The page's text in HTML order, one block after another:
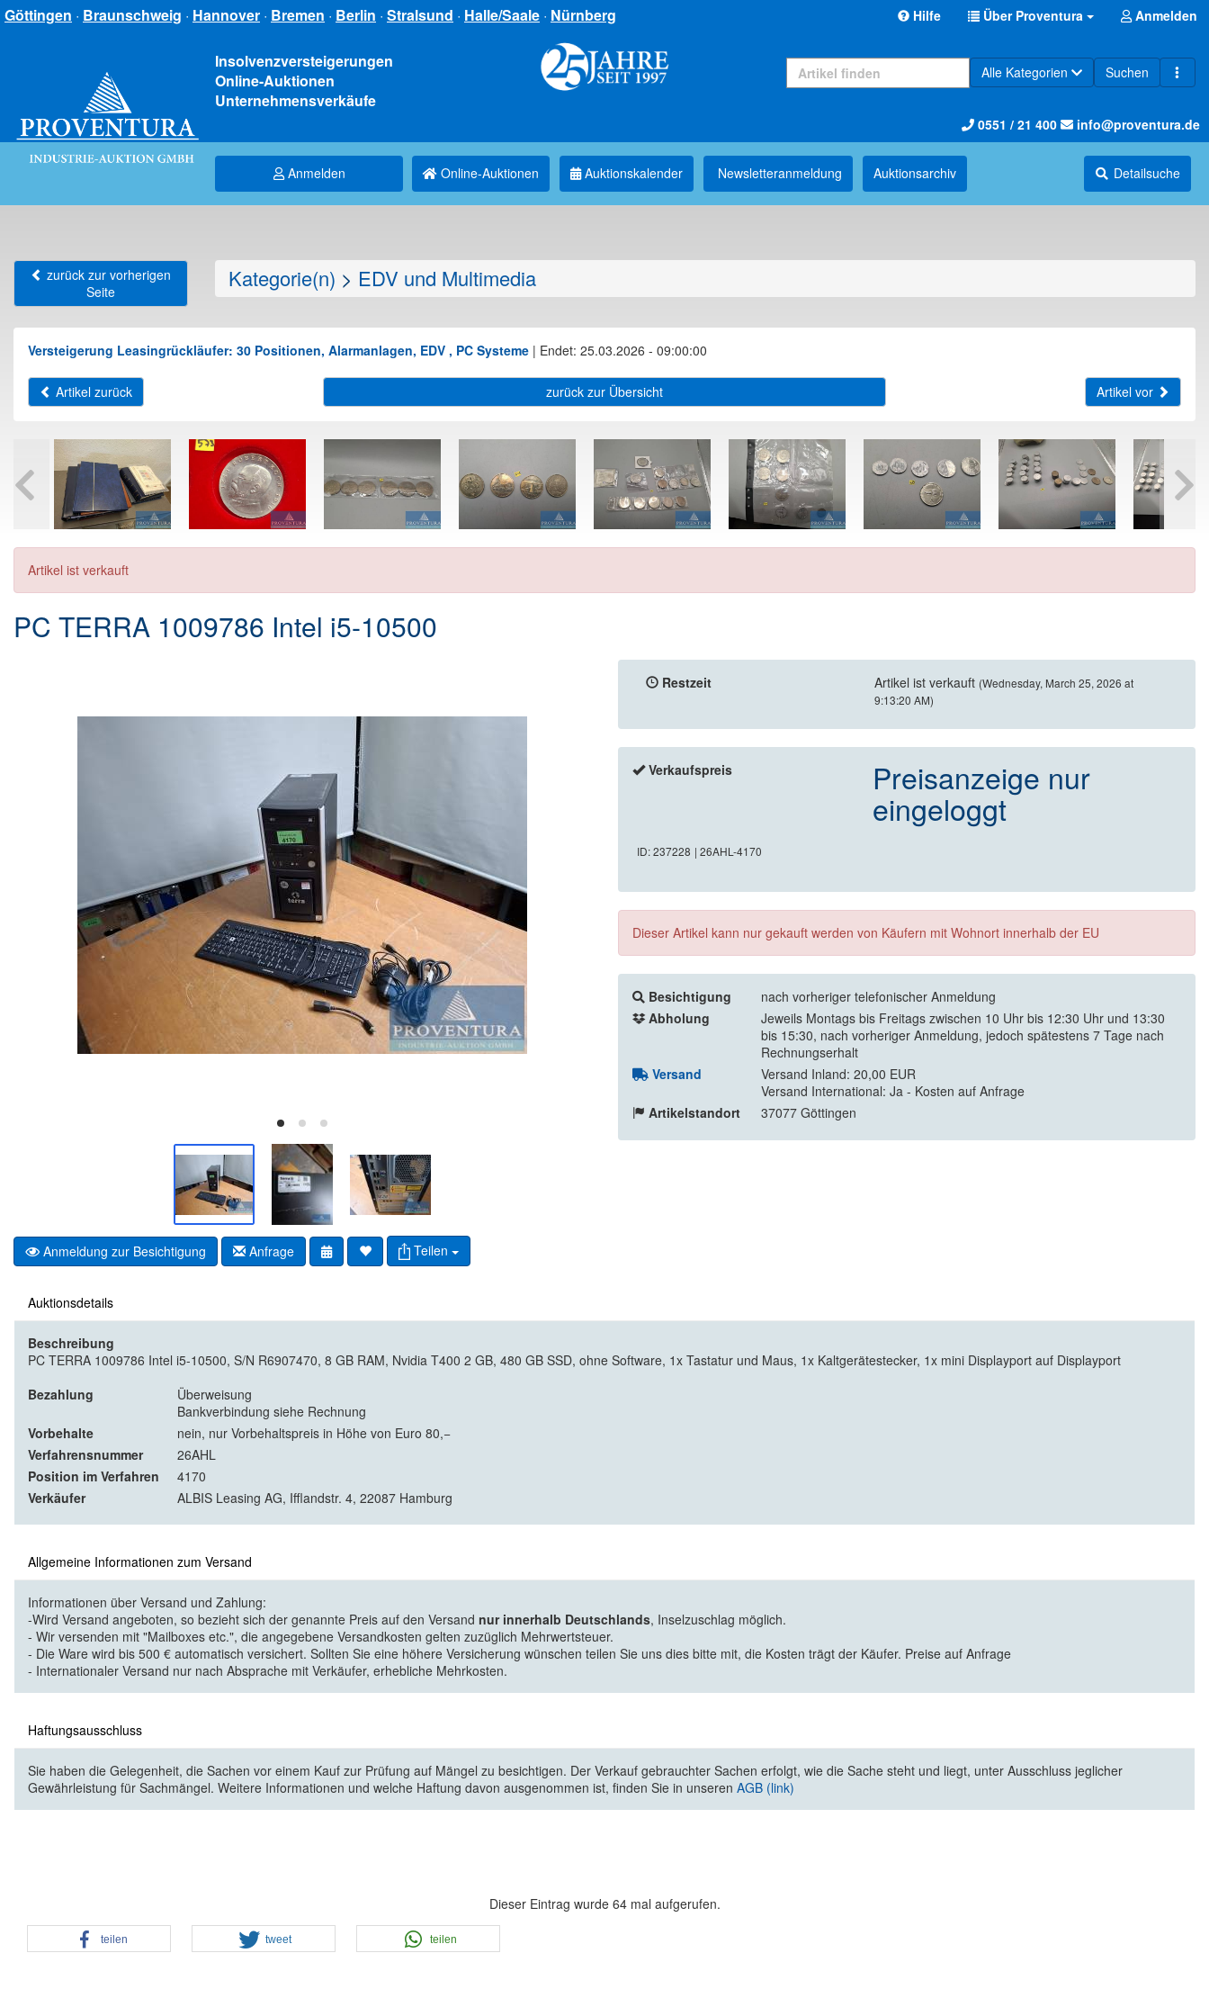
Göttingen · Braunschweig · Hannover · Bremen · Berlin · Stralsund · Halle/Saale · Nürnberg Hilfe Über Proventura Anmelden
Insolvenzversteigerungen
Online-Auktionen
Unternehmensverkäufe
Alle Kategorien Suchen
0551 / 21 400 info@proventura.de
Anmelden Online-Auktionen Auktionskalender Newsletter­anmeldung Auktions­archiv Detailsuche
zurück zur vorherigen
Seite
Kategorie(n) > EDV und Multimedia
Versteigerung Leasingrückläufer: 30 Positionen, Alarmanlagen, EDV , PC Systeme | Endet: 25.03.2026 - 09:00:00
Artikel zurück zurück zur Übersicht Artikel vor
Artikel ist verkauft
PC TERRA 1009786 Intel i5-10500
Anmeldung zur Besichtigung Anfrage Teilen
Restzeit Artikel ist verkauft (Wednesday, March 25, 2026 at
9:13:20 AM)
Verkaufspreis Preisanzeige nur
eingeloggt
ID: 237228 | 26AHL-4170
Dieser Artikel kann nur gekauft werden von Käufern mit Wohnort innerhalb der EU
Besichtigung
nach vorheriger telefonischer Anmeldung
Abholung
Jeweils Montags bis Freitags zwischen 10 Uhr bis 12:30 Uhr und 13:30
bis 15:30, nach vorheriger Anmeldung, jedoch spätestens 7 Tage nach
Rechnungserhalt
Versand
Versand Inland: 20,00 EUR
Versand International: Ja - Kosten auf Anfrage
Artikelstandort
37077 Göttingen
Auktionsdetails
Beschreibung
PC TERRA 1009786 Intel i5-10500, S/N R6907470, 8 GB RAM, Nvidia T400 2 GB, 480 GB SSD, ohne Software, 1x Tastatur und Maus, 1x Kaltgerätestecker, 1x mini Displayport auf Displayport
Bezahlung
Überweisung
Bankverbindung siehe Rechnung
Vorbehalte
nein, nur Vorbehaltspreis in Höhe von Euro 80,−
Verfahrensnummer
26AHL
Position im Verfahren
4170
Verkäufer
ALBIS Leasing AG, Ifflandstr. 4, 22087 Hamburg
Allgemeine Informationen zum Versand
Informationen über Versand und Zahlung:
-Wird Versand angeboten, so bezieht sich der genannte Preis auf den Versand nur innerhalb Deutschlands, Inselzuschlag möglich.
- Wir versenden mit "Mailboxes etc.", die angegebene Versandkosten gelten zuzüglich Mehrwertsteuer.
- Die Ware wird bis 500 € automatisch versichert. Sollten Sie eine höhere Versicherung wünschen teilen Sie uns dies bitte mit, die Kosten trägt der Käufer. Preise auf Anfrage
- Internationaler Versand nur nach Absprache mit Verkäufer, erhebliche Mehrkosten.
Haftungsausschluss
Sie haben die Gelegenheit, die Sachen vor einem Kauf zur Prüfung auf Mängel zu besichtigen. Der Verkauf gebrauchter Sachen erfolgt, wie die Sache steht und liegt, unter Ausschluss jeglicher
Gewährleistung für Sachmängel. Weitere Informationen und welche Haftung davon ausgenommen ist, finden Sie in unseren AGB (link)
Dieser Eintrag wurde 64 mal aufgerufen.
teilen tweet teilen